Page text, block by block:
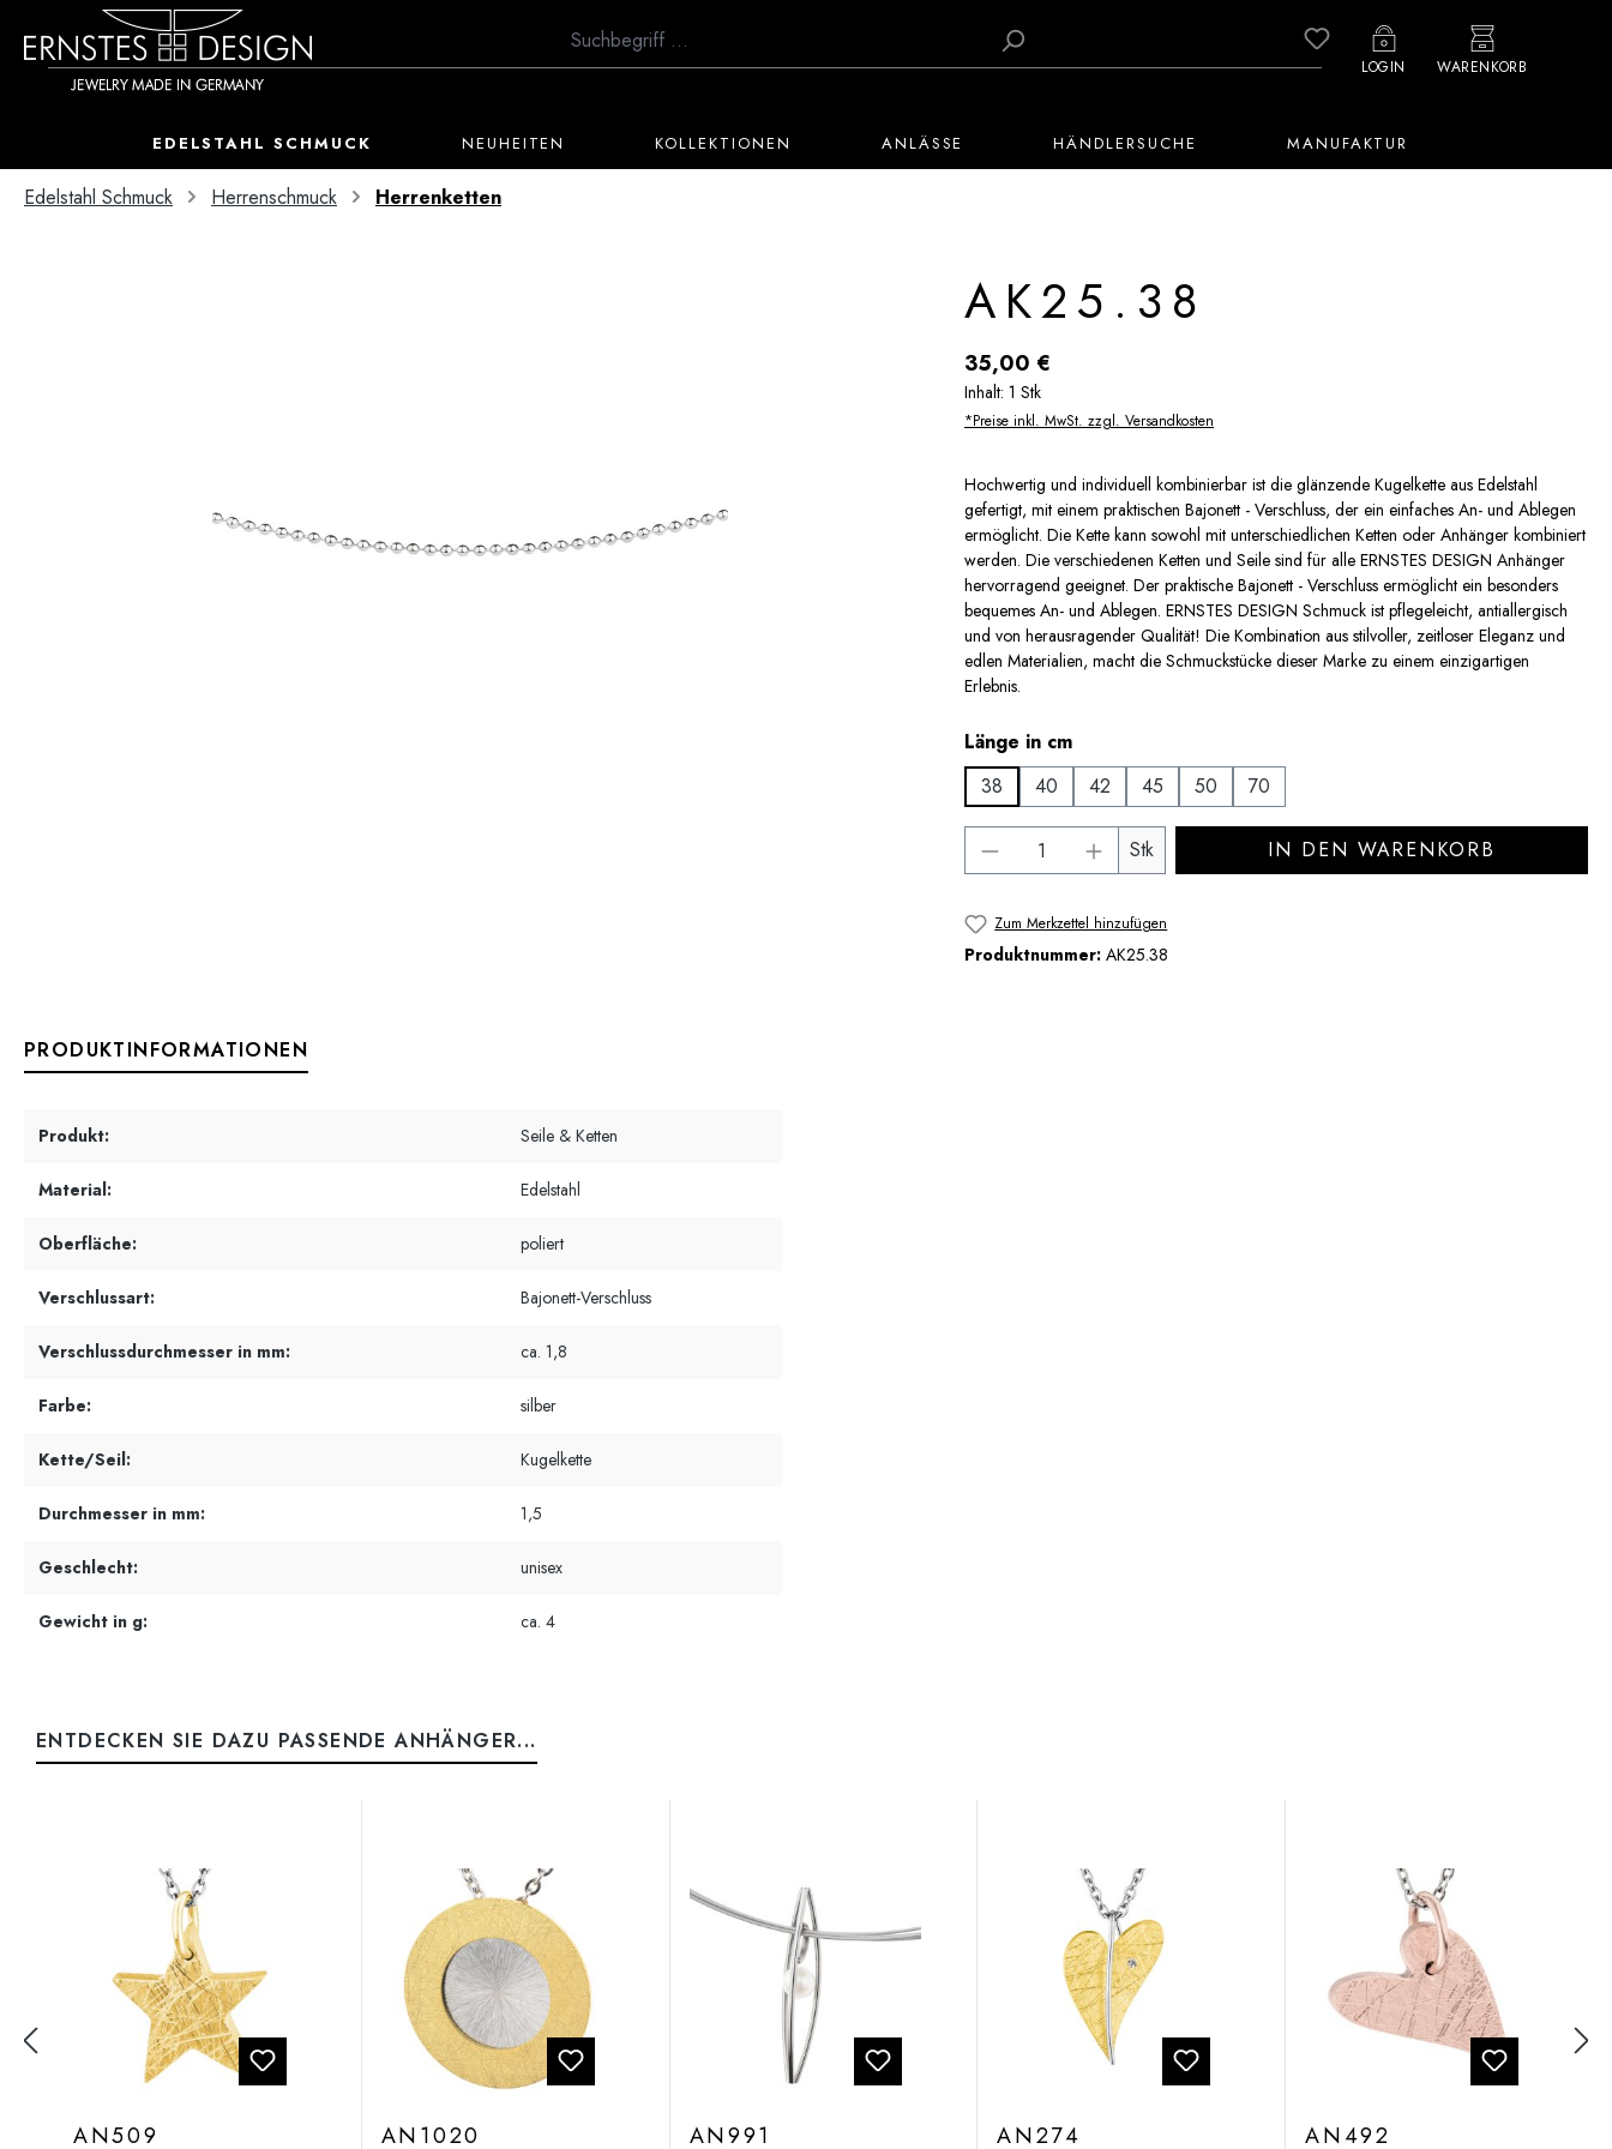
Hauptinhalt springen
Zur Suche springen
Zur Hauptnavigation springen Du hast 0 Produkte auf dem
LOGIN WARENKORB
EDELSTAHL SCHMUCK NEUHEITEN KOLLEKTIONEN ANLÄSSE HÄNDLERSUCHE MANUFAKTUR
Edelstahl Schmuck Herrenschmuck Herrenketten
AK25.38
Regulärer Preis:
35,00 €
Inhalt: 1 Stk
*Preise inkl. MwSt. zzgl. Versandkosten
Hochwertig und individuell kombinierbar ist die glänzende Kugelkette aus Edelstahl
gefertigt, mit einem praktischen Bajonett - Verschluss, der ein einfaches An- und Ablegen
ermöglicht. Die Kette kann sowohl mit unterschiedlichen Ketten oder Anhänger kombiniert
werden. Die verschiedenen Ketten und Seile sind für alle ERNSTES DESIGN Anhänger
hervorragend geeignet. Der praktische Bajonett - Verschluss ermöglicht ein besonders
bequemes An- und Ablegen. ERNSTES DESIGN Schmuck ist pflegeleicht, antiallergisch
und von herausragender Qualität! Die Kombination aus stilvoller, zeitloser Eleganz und
edlen Materialien, macht die Schmuckstücke dieser Marke zu einem einzigartigen
Erlebnis.
Länge in cmauswählen
38
40 42 45 50 70
Produkt Anzahl: Gib den gewünschten Wert ein
Stk IN DEN WARENKORB
Zum Merkzettel hinzufügen
Produktnummer: AK25.38
PRODUKTINFORMATIONEN
Produkt: Seile & Ketten
Material: Edelstahl
Oberfläche: poliert
Verschlussart: Bajonett-Verschluss
Verschlussdurchmesser in mm: ca. 1,8
Farbe: silber
Kette/Seil: Kugelkette
Durchmesser in mm: 1,5
Geschlecht: unisex
Gewicht in g: ca. 4
ENTDECKEN SIE DAZU PASSENDE ANHÄNGER...
AN509 AN1020 AN991 AN274 AN492